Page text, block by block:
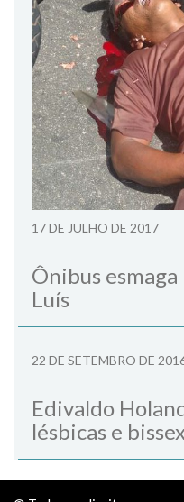
17 DE JULHO DE 2017
Ônibus
Luís
22 DE SETEMBRO DE
Edivaldo
lésbicas e